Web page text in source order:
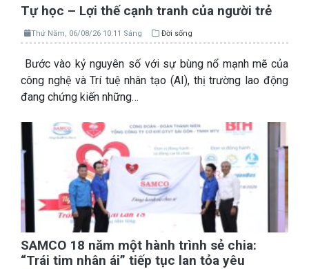
Tự học – Lợi thế cạnh tranh của người trẻ
Thứ Năm, 06/08/26 10:11 Sáng Đời sống
Bước vào kỷ nguyên số với sự bùng nổ mạnh mẽ của
công nghệ và Trí tuệ nhân tạo (AI), thị trường lao động
đang chứng kiến những…
SAMCO 18 năm một hành trình sẻ chia:
“Trái tim nhân ái” tiếp tục lan tỏa yêu